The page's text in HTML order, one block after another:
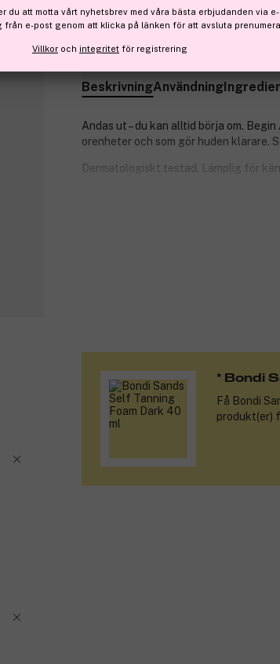
Finns online
BeskrivningAnvändning
Andas ut – du kan alltid börja om.
orenheter och som gör huden klarare.
Dermatologiskt testad. Lämplig för
* Bondi
Få Bondi
produkt(er)
du att motta vårt nyhetsbrev med våra bästa erbjudanden via
från e-post genom att klicka på länken för att avsluta
Villkor och integritet för registrering